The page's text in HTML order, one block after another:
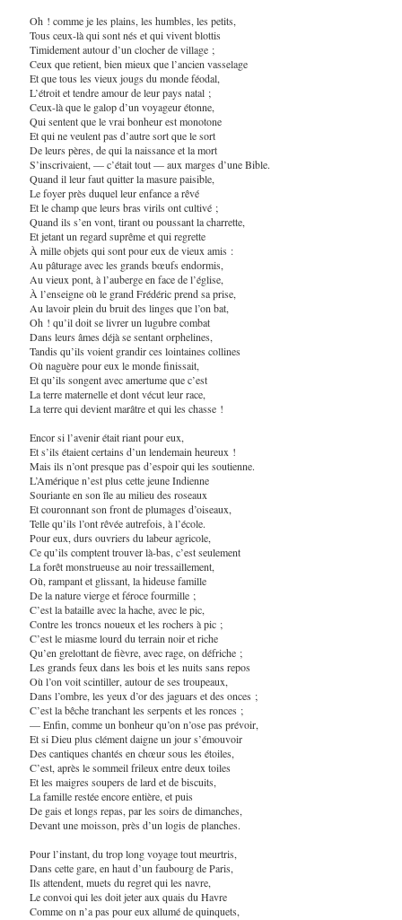
Oh ! comme je les plains, les humbles, les petits,
Tous ceux-là qui sont nés et qui vivent blottis
Timidement autour d’un clocher de village ;
Ceux que retient, bien mieux que l’ancien vasselage
Et que tous les vieux jougs du monde féodal,
L’étroit et tendre amour de leur pays natal ;
Ceux-là que le galop d’un voyageur étonne,
Qui sentent que le vrai bonheur est monotone
Et qui ne veulent pas d’autre sort que le sort
De leurs pères, de qui la naissance et la mort
S’inscrivaient, — c’était tout — aux marges d’une Bible.
Quand il leur faut quitter la masure paisible,
Le foyer près duquel leur enfance a rêvé
Et le champ que leurs bras virils ont cultivé ;
Quand ils s’en vont, tirant ou poussant la charrette,
Et jetant un regard suprême et qui regrette
À mille objets qui sont pour eux de vieux amis :
Au pâturage avec les grands bœufs endormis,
Au vieux pont, à l’auberge en face de l’église,
À l’enseigne où le grand Frédéric prend sa prise,
Au lavoir plein du bruit des linges que l’on bat,
Oh ! qu’il doit se livrer un lugubre combat
Dans leurs âmes déjà se sentant orphelines,
Tandis qu’ils voient grandir ces lointaines collines
Où naguère pour eux le monde finissait,
Et qu’ils songent avec amertume que c’est
La terre maternelle et dont vécut leur race,
La terre qui devient marâtre et qui les chasse !
Encor si l’avenir était riant pour eux,
Et s’ils étaient certains d’un lendemain heureux !
Mais ils n’ont presque pas d’espoir qui les soutienne.
L’Amérique n’est plus cette jeune Indienne
Souriante en son île au milieu des roseaux
Et couronnant son front de plumages d’oiseaux,
Telle qu’ils l’ont rêvée autrefois, à l’école.
Pour eux, durs ouvriers du labeur agricole,
Ce qu’ils comptent trouver là-bas, c’est seulement
La forêt monstrueuse au noir tressaillement,
Où, rampant et glissant, la hideuse famille
De la nature vierge et féroce fourmille ;
C’est la bataille avec la hache, avec le pic,
Contre les troncs noueux et les rochers à pic ;
C’est le miasme lourd du terrain noir et riche
Qu’en grelottant de fièvre, avec rage, on défriche ;
Les grands feux dans les bois et les nuits sans repos
Où l’on voit scintiller, autour de ses troupeaux,
Dans l’ombre, les yeux d’or des jaguars et des onces ;
C’est la bêche tranchant les serpents et les ronces ;
— Enfin, comme un bonheur qu’on n’ose pas prévoir,
Et si Dieu plus clément daigne un jour s’émouvoir
Des cantiques chantés en chœur sous les étoiles,
C’est, après le sommeil frileux entre deux toiles
Et les maigres soupers de lard et de biscuits,
La famille restée encore entière, et puis
De gais et longs repas, par les soirs de dimanches,
Devant une moisson, près d’un logis de planches.
Pour l’instant, du trop long voyage tout meurtris,
Dans cette gare, en haut d’un faubourg de Paris,
Ils attendent, muets du regret qui les navre,
Le convoi qui les doit jeter aux quais du Havre
Comme on n’a pas pour eux allumé de quinquets,